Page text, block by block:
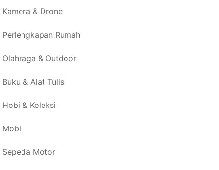
Kamera & Drone
Perlengkapan Rumah
Olahraga & Outdoor
Buku & Alat Tulis
Hobi & Koleksi
Mobil
Sepeda Motor